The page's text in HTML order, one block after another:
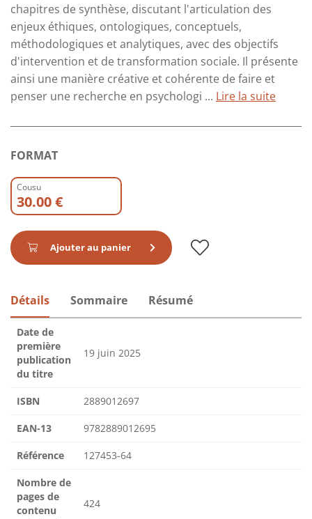
chapitres de synthèse, discutant l'articulation des
enjeux éthiques, ontologiques, conceptuels,
méthodologiques et analytiques, avec des objectifs
d'intervention et de transformation sociale. Il présente
ainsi une manière créative et cohérente de faire et
penser une recherche en psychologi ... Lire la suite
FORMAT
Cousu
30.00 €
Ajouter au panier
Détails Sommaire Résumé
Date de
première
publication
du titre
19 juin 2025
ISBN 2889012697
EAN-13 9782889012695
Référence 127453-64
Nombre de
pages de
contenu
424